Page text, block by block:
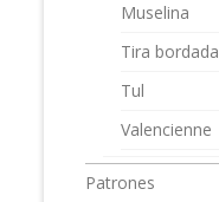
Muselina
Tira bordada
Tul
Valencienne
Patrones